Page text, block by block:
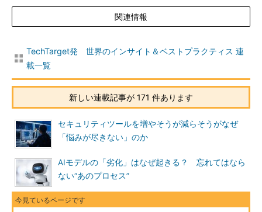
関連情報
TechTarget発 世界のインサイト＆ベストプラクティス 連
載一覧
新しい連載記事が 171 件あります
セキュリティツールを増やそうが減らそうがなぜ
「悩みが尽きない」のか
AIモデルの「劣化」はなぜ起きる？ 忘れてはなら
ない“あのプロセス”